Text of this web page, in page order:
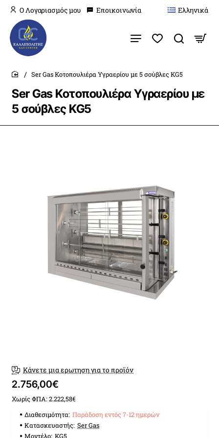
O Λογαριασμός μου Εποικοινωνία Ελληνικά
Ser Gas Κοτοπουλιέρα Υγραερίου με
5 σούβλες KG5
home
Ser Gas Κοτοπουλιέρα Υγραερίου με 5 σούβλες KG5
Κάνετε μια ερωτηση για το προϊόν
2.756,00€
Χωρίς ΦΠΑ: 2.222,58€
Διαθεσιμότητα: Παράδοση εντός 7-12 ημερών
Κατασκευαστής: Ser Gas
Μοντέλο: KG5